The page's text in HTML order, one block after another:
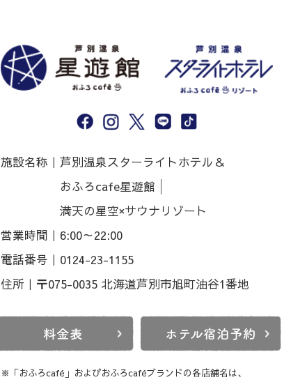
施設名称｜ 芦別温泉スターライトホテル＆
おふろcafe星遊館│
満天の星空×サウナリゾート
営業時間｜ 6:00～22:00
電話番号｜ 0124-23-1155
住所｜ 〒075-0035 北海道芦別市旭町油谷1番地
料金表 ホテル宿泊予約
※「おふろcafé」およびおふろcaféブランドの各店舗名は、